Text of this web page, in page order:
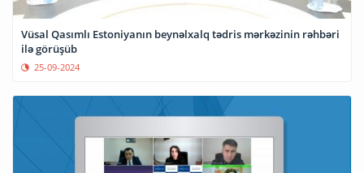
Vüsal Qasımlı Estoniyanın beynəlxalq tədris mərkəzinin rəhbəri
ilə görüşüb
25-09-2024